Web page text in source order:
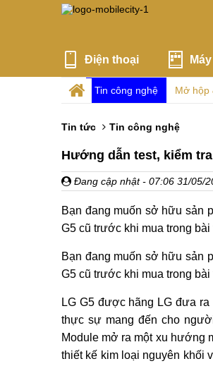
Điện thoại
Tin công nghệ Mở hộp
Tin tức Tin công nghệ
Hướng dẫn test, kiểm
Đang cập nhật - 07:06 31/05/
Bạn đang muốn sở hữu sản
G5 cũ trước khi mua trong
Bạn đang muốn sở hữu sản
G5 cũ trước khi mua trong
LG G5 được hãng LG đưa
thực sự mang đến cho
Module mở ra một xu hướng
thiết kế kim loại nguyên khối